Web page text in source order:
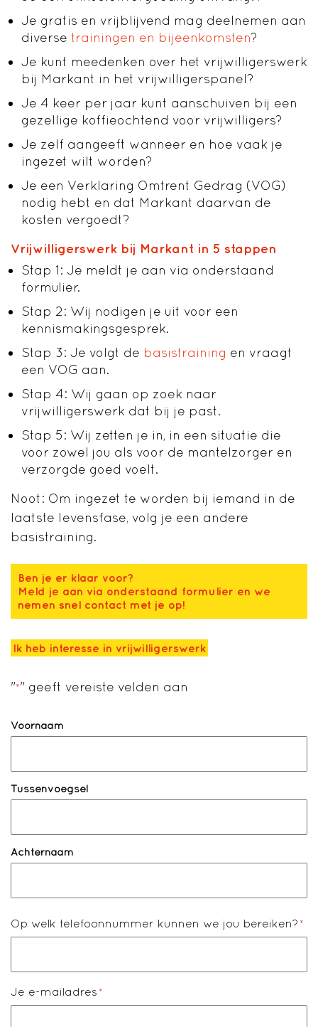
Je gratis en vrijblijvend mag deelnemen aan
diverse trainingen en bijeenkomsten?
Je kunt meedenken over het vrijwilligerswerk
bij Markant in het vrijwilligerspanel?
Je 4 keer per jaar kunt aanschuiven bij een
gezellige koffieochtend voor vrijwilligers?
Je zelf aangeeft wanneer en hoe vaak je
ingezet wilt worden?
Je een Verklaring Omtrent Gedrag (VOG)
nodig hebt en dat Markant daarvan de
kosten vergoedt?
Vrijwilligerswerk bij Markant in 5 stappen
Stap 1: Je meldt je aan via onderstaand
formulier.
Stap 2: Wij nodigen je uit voor een
kennismakingsgesprek.
Stap 3: Je volgt de basistraining en vraagt
een VOG aan.
Stap 4: Wij gaan op zoek naar
vrijwilligerswerk dat bij je past.
Stap 5: Wij zetten je in, in een situatie die
voor zowel jou als voor de mantelzorger en
verzorgde goed voelt.
Noot: Om ingezet te worden bij iemand in de
laatste levensfase, volg je een andere
basistraining.
Ben je er klaar voor?
Meld je aan via onderstaand formulier en we
nemen snel contact met je op!
Ik heb interesse in vrijwilligerswerk
"*" geeft vereiste velden aan
Naam *
Voornaam
Tussenvoegsel
Achternaam
Op welk telefoonnummer kunnen we jou bereiken? *
Je e-mailadres *